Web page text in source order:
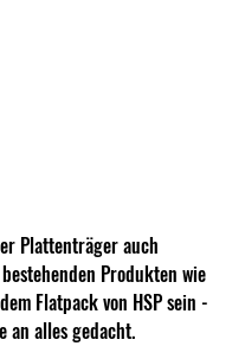
Plattenträger auch
Produkten wie
Flatpack von HSP sein -
an alles gedacht.